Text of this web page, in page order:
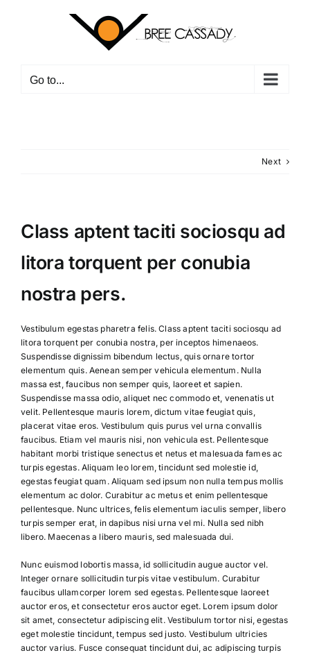
Go to...
Next
Class aptent taciti sociosqu ad
litora torquent per conubia
nostra pers.
Vestibulum egestas pharetra felis. Class aptent taciti sociosqu ad
litora torquent per conubia nostra, per inceptos himenaeos.
Suspendisse dignissim bibendum lectus, quis ornare tortor
elementum quis. Aenean semper vehicula elementum. Nulla
massa est, faucibus non semper quis, laoreet et sapien.
Suspendisse massa odio, aliquet nec commodo et, venenatis ut
velit. Pellentesque mauris lorem, dictum vitae feugiat quis,
placerat vitae eros. Vestibulum quis purus vel urna convallis
faucibus. Etiam vel mauris nisi, non vehicula est. Pellentesque
habitant morbi tristique senectus et netus et malesuada fames ac
turpis egestas. Aliquam leo lorem, tincidunt sed molestie id,
egestas feugiat quam. Aliquam sed ipsum non nulla tempus mollis
elementum ac dolor. Curabitur ac metus et enim pellentesque
pellentesque. Nunc ultrices, felis elementum iaculis semper, libero
turpis semper erat, in dapibus nisi urna vel mi. Nulla sed nibh
libero. Maecenas a libero mauris, sed malesuada dui.
Nunc euismod lobortis massa, id sollicitudin augue auctor vel.
Integer ornare sollicitudin turpis vitae vestibulum. Curabitur
faucibus ullamcorper lorem sed egestas. Pellentesque laoreet
auctor eros, et consectetur eros auctor eget. Lorem ipsum dolor
sit amet, consectetur adipiscing elit. Vestibulum tortor nisi, egestas
eget molestie tincidunt, tempus sed justo. Vestibulum ultricies
auctor varius. Fusce consequat tincidunt dui, ac adipiscing turpis